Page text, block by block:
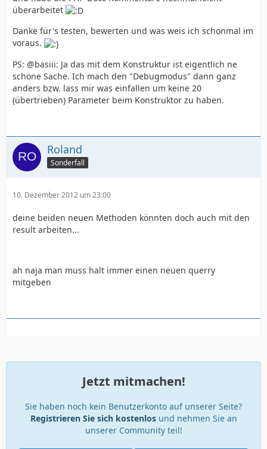
überarbeitet
Danke für's testen, bewerten und was weis ich schonmal im
voraus.
PS: @basiii: Ja das mit dem Konstruktur ist eigentlich ne
schöne Sache. Ich mach den "Debugmodus" dann ganz
anders bzw. lass mir was einfallen um keine 20
(übertrieben) Parameter beim Konstruktor zu haben.
Roland
Sonderfall
10. Dezember 2012 um 23:00
deine beiden neuen Methoden könnten doch auch mit den
result arbeiten...
ah naja man muss halt immer einen neuen querry
mitgeben
Jetzt mitmachen!
Sie haben noch kein Benutzerkonto auf unserer Seite?
Registrieren Sie sich kostenlosund nehmen Sie an
unserer Community teil!